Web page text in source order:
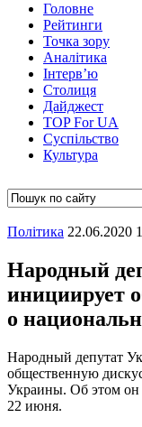
Головне
Рейтинги
Точка зору
Аналітика
Інтерв’ю
Столиця
Дайджест
TOP For UA
Суспiльство
Культура
Полiтика 22.06.2020
Народный
инициирует
о
Народный депутат
общественную
Украины. Об этом он
22 июня.